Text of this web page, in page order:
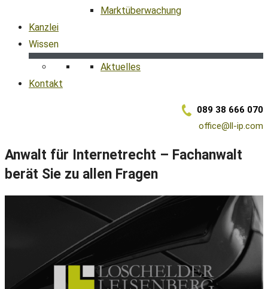
Marktüberwachung
Kanzlei
Wissen
Aktuelles
Kontakt
089 38 666 070
office@ll-ip.com
Anwalt für Internetrecht – Fachanwalt
berät Sie zu allen Fragen